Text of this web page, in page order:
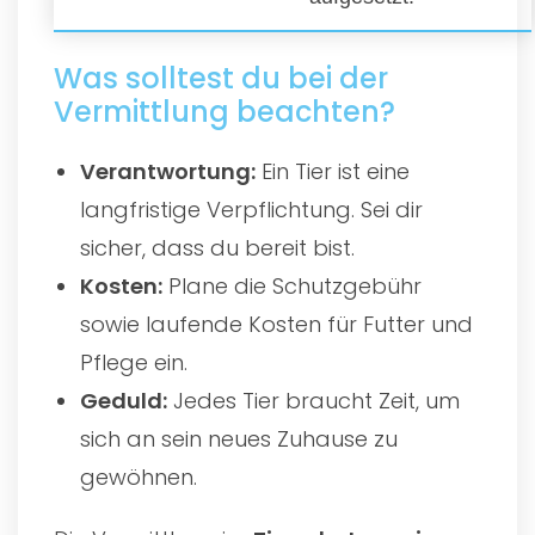
Was solltest du bei der
Vermittlung beachten?
Verantwortung: Ein Tier ist eine
langfristige Verpflichtung. Sei dir
sicher, dass du bereit bist.
Kosten: Plane die Schutzgebühr
sowie laufende Kosten für Futter und
Pflege ein.
Geduld: Jedes Tier braucht Zeit, um
sich an sein neues Zuhause zu
gewöhnen.